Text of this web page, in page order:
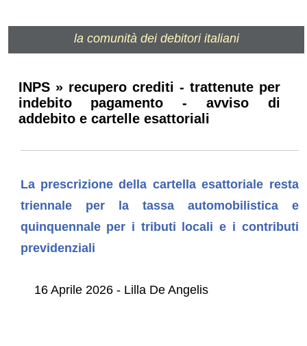
la comunità dei debitori italiani
INPS » recupero crediti - trattenute per
indebito pagamento - avviso di
addebito e cartelle esattoriali
La prescrizione della cartella esattoriale resta
triennale per la tassa automobilistica e
quinquennale per i tributi locali e i contributi
previdenziali
16 Aprile 2026 - Lilla De Angelis